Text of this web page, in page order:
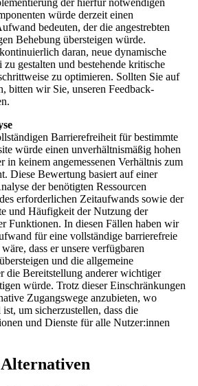
würde derzeit einen
bedeuten, der die angestrebten
Behebung übersteigen würde.
daran, neue dynamische
gestalten und bestehende kritische
zu optimieren. Sollten Sie auf
bitten wir Sie, unseren Feedback-
Barrierefreiheit für bestimmte
würde einen unverhältnismäßig hohen
in keinem angemessenen Verhältnis zum
Diese Bewertung basiert auf einer
der benötigten Ressourcen
erforderlichen Zeitaufwands sowie der
und Häufigkeit der Nutzung der
Funktionen. In diesen Fällen haben wir
für eine vollständige barrierefreie
dass er unsere verfügbaren
und die allgemeine
die Bereitstellung anderer wichtiger
würde. Trotz dieser Einschränkungen
Zugangswege anzubieten, wo
um sicherzustellen, dass die
und Dienste für alle Nutzer:innen